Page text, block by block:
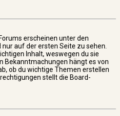
erscheinen unter den
auf der ersten Seite zu sehen.
Inhalt, weswegen du sie
Bekanntmachungen hängt es von
ob du wichtige Themen erstellen
stellt die Board-